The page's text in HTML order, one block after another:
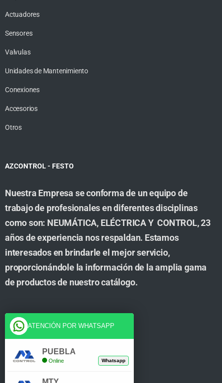
Actuadores
Sensores
Valvulas
Unidades de Mantenimiento
Conexiones
Accesorios
Otros
AZCONTROL - FESTO
Nuestra Empresa se conforma de un equipo de
trabajo de profesionales en diferentes disciplinas
como son: NEUMÁTICA, ELÉCTRICA Y CONTROL, 23
años de experiencia nos respaldan. Estamos
interesados en brindarle el mejor servicio,
proporcionándole la información de la amplia gama
de productos de nuestro catálogo.
Cuenta
Tienda
ATENCIÓN POR WHATSAPP
PUEBLA
Online Whatsapp